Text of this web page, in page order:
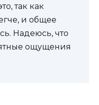
так как
и общее
Надеюсь, что
ощущения